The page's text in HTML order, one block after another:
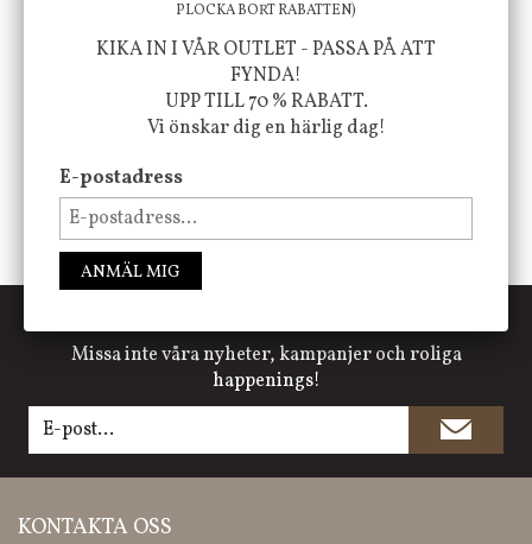
FÖLJ OSS PÅ INSTAGRAM @JBHOME
PRENUMERERA PÅ NYHETSBREVET
Missa inte våra nyheter, kampanjer och roliga
happenings!
KONTAKTA OSS
PLOCKA BORT RABATTEN)
KIKA IN I VÅR OUTLET - PASSA PÅ ATT
FYNDA!
UPP TILL 70 % RABATT.
Vi önskar dig en härlig dag!
E-postadress
ANMÄL MIG